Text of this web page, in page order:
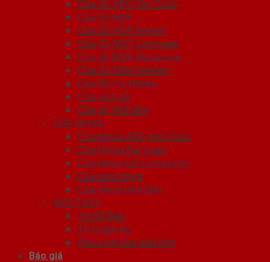
Cửa Gỗ ABS Hàn Quốc
Cửa Gỗ HDF
Cửa Gỗ HDF Veneer
Cửa Gỗ MDF Laminate
Cửa gỗ MDF Melamine
Cửa Gỗ MDF Veneer
Cửa Gỗ Tự Nhiên
Cửa vòm gỗ
Cửa gỗ nhà tắm
CỬA NHỰA
Cửa Nhựa ABS Hàn Quốc
Cửa Nhựa Đài Loan
Cửa Nhựa Gỗ Composite
Cửa vòm nhựa
Cửa nhựa nhà tắm
NỘI THẤT
Tủ Kệ Bếp
Tủ Quần Áo
Phụ kiện cửa nhà tắm
Báo giá